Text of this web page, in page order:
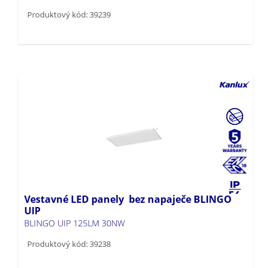
Produktový kód: 39239
Vestavné LED panely bez napaječe BLINGO
UIP
BLINGO UIP 125LM 30NW
Produktový kód: 39238